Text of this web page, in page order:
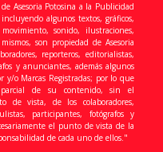
Asesoria Potosina a la Publicidad
algunos textos, gráficos,
sonido, ilustraciones,
son propiedad de Asesoria
reporteros, editorialistas,
y anunciantes, además algunos
y/o Marcas Registradas; por lo que
de su contenido, sin el
de vista, de los colaboradores,
participantes, fotógrafos y
el punto de vista de la
de cada uno de ellos."